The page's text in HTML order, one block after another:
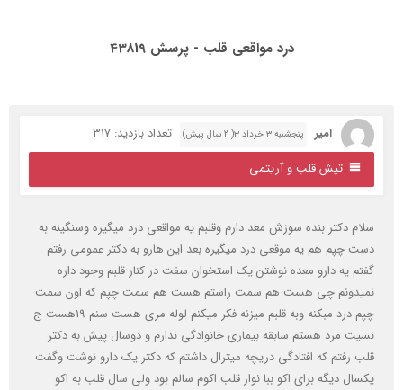
درد مواقعی قلب - پرسش 43819
امیر پنجشنبه ۳ خرداد ۳( 2 سال پیش)
تعداد بازدید: 317
تپش قلب و آریتمی
دکتر بنده سوزش معد دارم وقلبم یه مواقعی درد میگیره وسنگینه به
چپم هم یه موقعی درد میگیره بعد این هارو به دکتر عمومی رفتم
یه دارو معده نوشتن یک استخوان سفت در کنار قلبم وجود داره
چی هست هم سمت راستم هست هم سمت چپم که اون سمت
چپم درد مبکنه وبه قلبم میزنه فکر میکنم لوله مری هست سنم ۱۹هست ج
مرد هستم سابقه بیماری خانوادگی ندارم و دوسال پیش به دکتر
رفتم که افتادگی دریچه میترال داشتم که دکتر یک دارو نوشت وگفت
دیگه برای اکو ببا نوار قلب اکوم سالم بود ولی سال قلب به اکو